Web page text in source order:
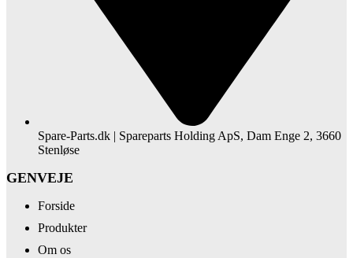
Spare-Parts.dk | Spareparts Holding ApS, Dam Enge 2, 3660
Stenløse
GENVEJE
Forside
Produkter
Om os